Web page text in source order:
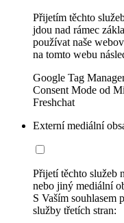
Přijetím těchto
jdou nad rámec
používat naše
na tomto webu
Google Tag
Consent Mode od
Freshchat
Externí mediální
Přijetí těchto služeb
nebo jiný mediální
S Vaším souhlasem
služby třetích stran: